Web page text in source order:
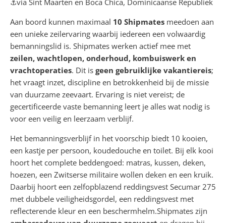
⚓via Sint Maarten en Boca Chica, Dominicaanse Republiek
Aan boord kunnen maximaal 10 Shipmates meedoen aan
een unieke zeilervaring waarbij iedereen een volwaardig
bemanningslid is. Shipmates werken actief mee met
zeilen, wachtlopen, onderhoud, kombuiswerk en
vrachtoperaties. Dit is geen gebruiklijke vakantiereis;
het vraagt inzet, discipline en betrokkenheid bij de missie
van duurzame zeevaart. Ervaring is niet vereist; de
gecertificeerde vaste bemanning leert je alles wat nodig is
voor een veilig en leerzaam verblijf.
Het bemanningsverblijf in het voorschip biedt 10 kooien,
een kastje per persoon, koudedouche en toilet. Bij elk kooi
hoort het complete beddengoed: matras, kussen, deken,
hoezen, een Zwitserse militaire wollen deken en een kruik.
Daarbij hoort een zelfopblazend reddingsvest Secumar 275
met dubbele veiligheidsgordel, een reddingsvest met
reflecterende kleur en een beschermhelm.Shipmates zijn